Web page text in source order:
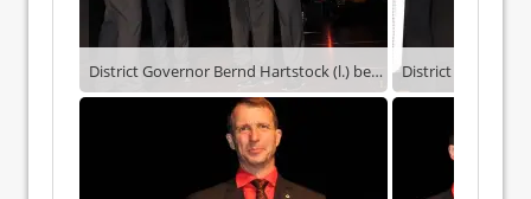
District Governor Bernd Hartstock (l.) bedankt sich bei v.l. Jörg Hierold, Wilhelm Wüstner und Dr. Frank Schlegel für die Einladung.